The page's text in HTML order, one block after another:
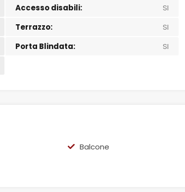
Accesso disabili:
SI
Terrazzo:
SI
Porta Blindata:
SI
Balcone